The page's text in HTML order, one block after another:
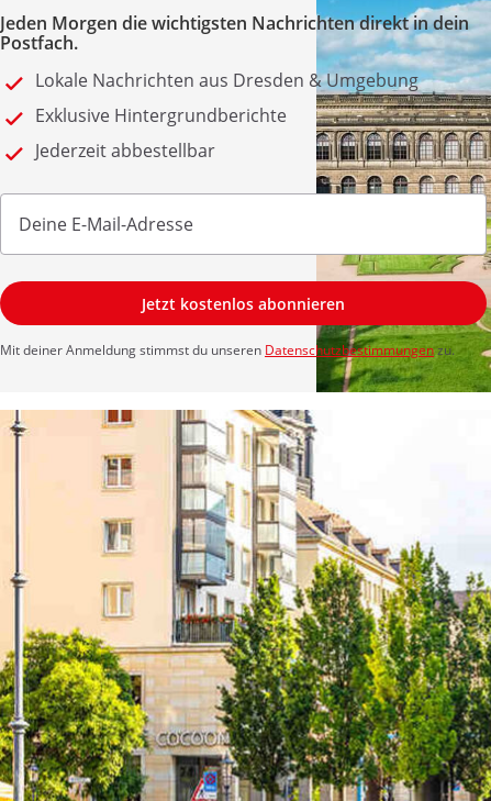
Jeden Morgen die wichtigsten Nachrichten direkt in dein
Postfach.
Lokale Nachrichten aus Dresden & Umgebung
Exklusive Hintergrundberichte
Jederzeit abbestellbar
Jetzt kostenlos abonnieren
Mit deiner Anmeldung stimmst du unseren Datenschutzbestimmungenzu.